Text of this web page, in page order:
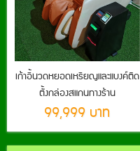
เก้าอี้นวดหยอดเหรียญและแบงค์ติด
ตั้งกล่องสแกนทางร้าน
99,999 บาท